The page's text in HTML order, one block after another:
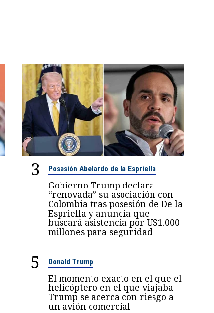
3 Posesión Abelardo de la Espriella
Gobierno Trump declara
“renovada” su asociación con
Colombia tras posesión de De la
Espriella y anuncia que
buscará asistencia por US1.000
millones para seguridad
5 Donald Trump
El momento exacto en el que el
helicóptero en el que viajaba
Trump se acerca con riesgo a
un avión comercial